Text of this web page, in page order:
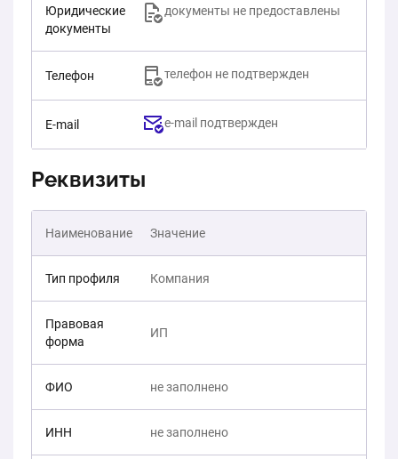
Юридические
документы
документы не предоставлены
Телефон телефон не подтвержден
E-mail e-mail подтвержден
Реквизиты
Наименование Значение
Тип профиля Компания
Правовая
форма
ИП
ФИО не заполнено
ИНН не заполнено